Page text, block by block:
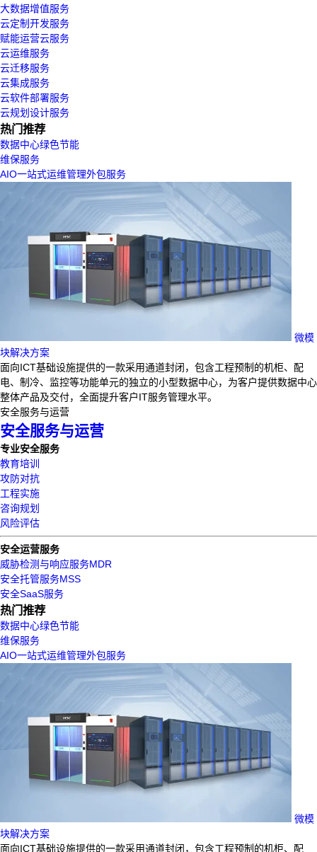
大数据增值服务
云定制开发服务
赋能运营云服务
云运维服务
云迁移服务
云集成服务
云软件部署服务
云规划设计服务
热门推荐
数据中心绿色节能
维保服务
AIO一站式运维管理外包服务
微模
块解决方案
面向ICT基础设施提供的一款采用通道封闭，包含工程预制的机柜、配
电、制冷、监控等功能单元的独立的小型数据中心，为客户提供数据中心
整体产品及交付，全面提升客户IT服务管理水平。
安全服务与运营
安全服务与运营
专业安全服务
教育培训
攻防对抗
工程实施
咨询规划
风险评估
安全运营服务
威胁检测与响应服务MDR
安全托管服务MSS
安全SaaS服务
热门推荐
数据中心绿色节能
维保服务
AIO一站式运维管理外包服务
微模
块解决方案
面向ICT基础设施提供的一款采用通道封闭，包含工程预制的机柜、配